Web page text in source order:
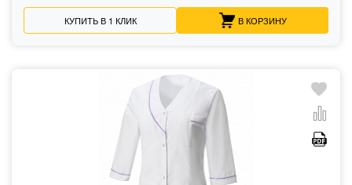
КУПИТЬ В 1 КЛИК В КОРЗИНУ